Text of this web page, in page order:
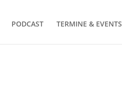
PODCAST TERMINE & EVENTS